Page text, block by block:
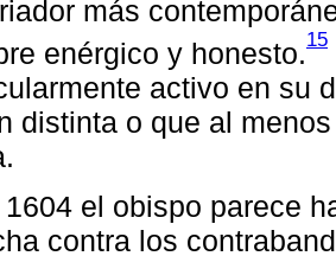
más
enérgico y honesto.15
activo en su
distinta o que al
1604 el obispo parece
contra los